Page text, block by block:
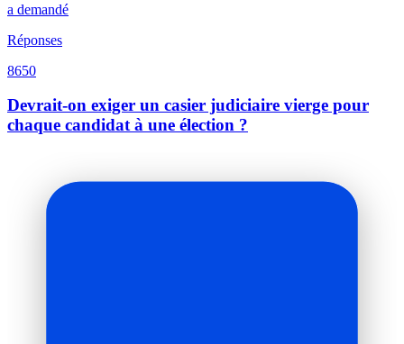
a demandé
Réponses
8650
Devrait-on exiger un casier judiciaire vierge pour
chaque candidat à une élection ?